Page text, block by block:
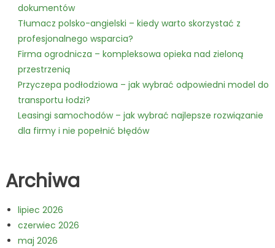
dokumentów
Tłumacz polsko-angielski – kiedy warto skorzystać z
profesjonalnego wsparcia?
Firma ogrodnicza – kompleksowa opieka nad zieloną
przestrzenią
Przyczepa podłodziowa – jak wybrać odpowiedni model do
transportu łodzi?
Leasingi samochodów – jak wybrać najlepsze rozwiązanie
dla firmy i nie popełnić błędów
Archiwa
lipiec 2026
czerwiec 2026
maj 2026